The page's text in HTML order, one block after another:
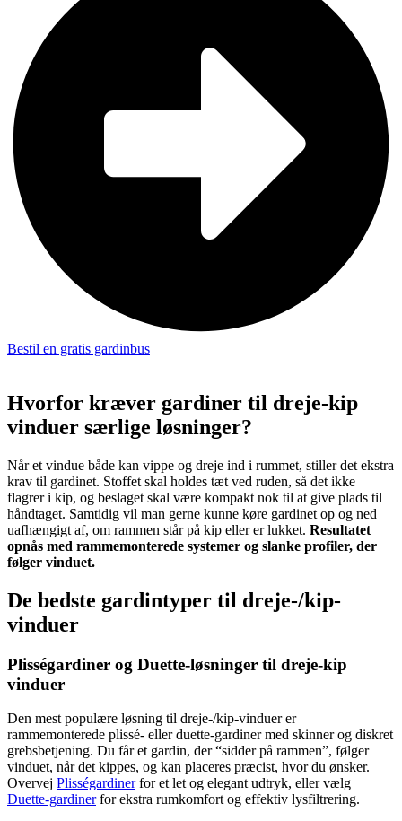
Bestil en gratis gardinbus
Hvorfor kræver gardiner til dreje-kip
vinduer særlige løsninger?
Når et vindue både kan vippe og dreje ind i rummet, stiller det ekstra
krav til gardinet. Stoffet skal holdes tæt ved ruden, så det ikke
flagrer i kip, og beslaget skal være kompakt nok til at give plads til
håndtaget. Samtidig vil man gerne kunne køre gardinet op og ned
uafhængigt af, om rammen står på kip eller er lukket. Resultatet
opnås med rammemonterede systemer og slanke profiler, der
følger vinduet.
De bedste gardintyper til dreje-/kip-
vinduer
Plisségardiner og Duette-løsninger til dreje-kip
vinduer
Den mest populære løsning til dreje-/kip-vinduer er
rammemonterede plissé- eller duette-gardiner med skinner og diskret
grebsbetjening. Du får et gardin, der “sidder på rammen”, følger
vinduet, når det kippes, og kan placeres præcist, hvor du ønsker.
Overvej Plisségardinerfor et let og elegant udtryk, eller vælg
Duette-gardinerfor ekstra rumkomfort og effektiv lysfiltrering.